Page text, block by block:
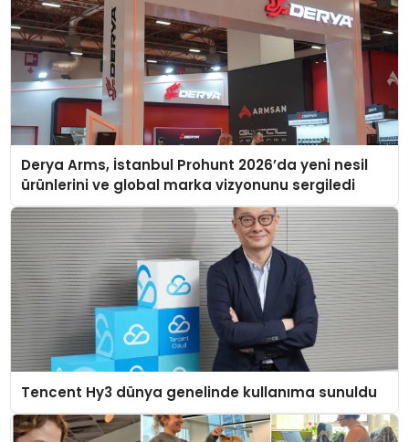
Derya Arms, İstanbul Prohunt 2026’da yeni nesil
ürünlerini ve global marka vizyonunu sergiledi
Tencent Hy3 dünya genelinde kullanıma sunuldu